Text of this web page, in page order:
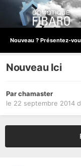
Nouveau ? Présentez-
Nouveau Ici
Parchamaster
le 22 septembre 2014